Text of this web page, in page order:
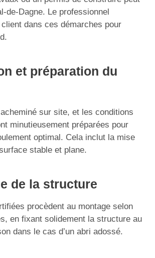
de-Dagne. Le professionnel
dans ces démarches pour
et préparation du
sur site, et les conditions
minutieusement préparées pour
optimal. Cela inclut la mise
stable et plane.
de la structure
procèdent au montage selon
en fixant solidement la structure au
dans le cas d’un abri adossé.